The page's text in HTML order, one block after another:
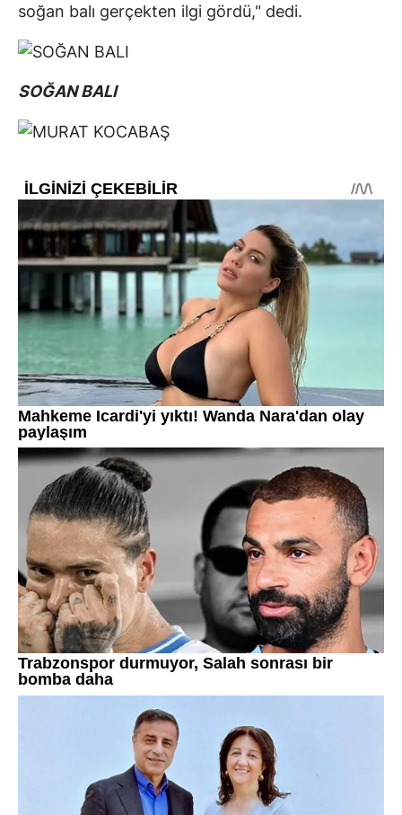
soğan balı gerçekten ilgi gördü," dedi.
SOĞAN BALI